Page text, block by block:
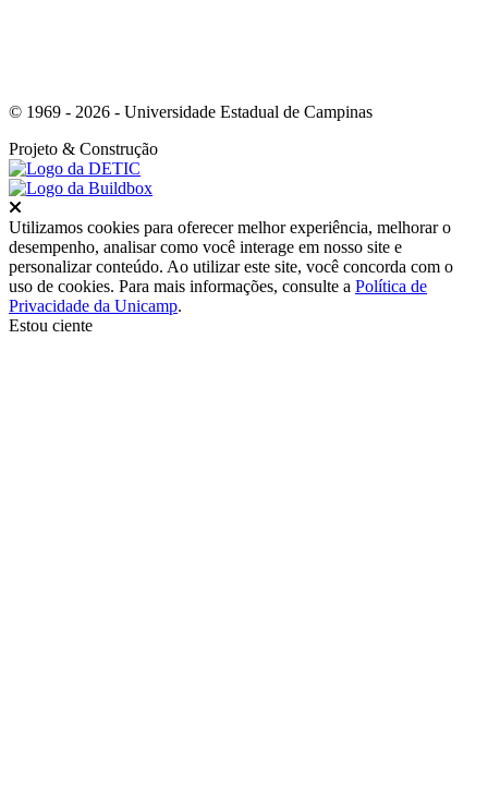
© 1969 - 2026 - Universidade Estadual de Campinas
Projeto & Construção
Utilizamos cookies para oferecer melhor experiência, melhorar o
desempenho, analisar como você interage em nosso site e
personalizar conteúdo. Ao utilizar este site, você concorda com o
uso de cookies. Para mais informações, consulte a Política de
Privacidade da Unicamp.
Estou ciente